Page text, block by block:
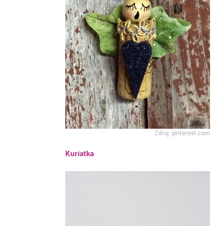
Zdroj: pinterest.com
Kuriatka